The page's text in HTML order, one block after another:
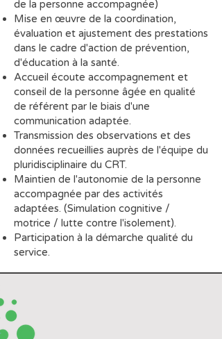
de la personne accompagnée)
Mise en œuvre de la coordination,
évaluation et ajustement des prestations
dans le cadre d'action de prévention,
d'éducation à la santé.
Accueil écoute accompagnement et
conseil de la personne âgée en qualité
de référent par le biais d'une
communication adaptée.
Transmission des observations et des
données recueillies auprès de l'équipe du
pluridisciplinaire du CRT.
Maintien de l'autonomie de la personne
accompagnée par des activités
adaptées. (Simulation cognitive /
motrice / lutte contre l'isolement).
Participation à la démarche qualité du
service.